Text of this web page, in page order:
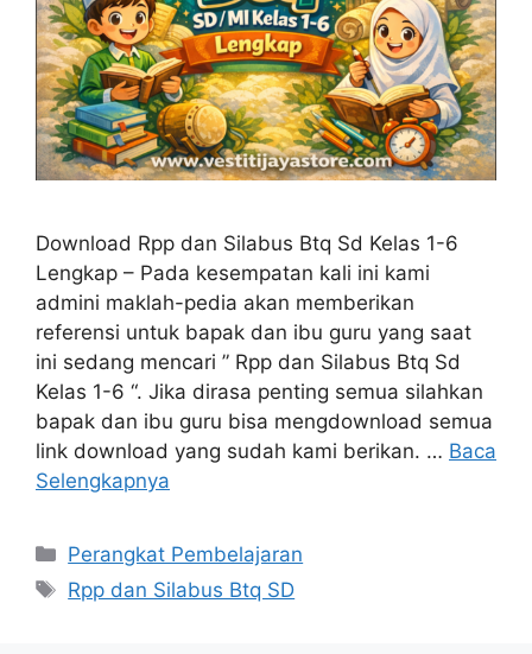
Download Rpp dan Silabus Btq Sd Kelas 1-6
Lengkap – Pada kesempatan kali ini kami
admini maklah-pedia akan memberikan
referensi untuk bapak dan ibu guru yang saat
ini sedang mencari ” Rpp dan Silabus Btq Sd
Kelas 1-6 “. Jika dirasa penting semua silahkan
bapak dan ibu guru bisa mengdownload semua
link download yang sudah kami berikan. … Baca
Selengkapnya
Kategori
Perangkat Pembelajaran
Tag
Rpp dan Silabus Btq SD